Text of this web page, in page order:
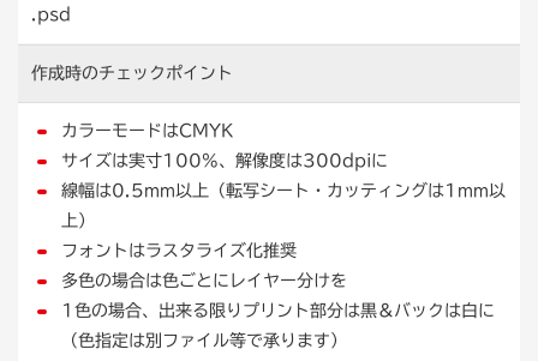
（アウトライン前）
.psd
作成時のチェックポイント
カラーモードはCMYK
サイズは実寸100%、解像度は300dpiに
線幅は0.5mm以上（転写シート・カッティングは1mm以
上）
フォントはラスタライズ化推奨
多色の場合は色ごとにレイヤー分けを
1色の場合、出来る限りプリント部分は黒＆バックは白に
（色指定は別ファイル等で承ります）